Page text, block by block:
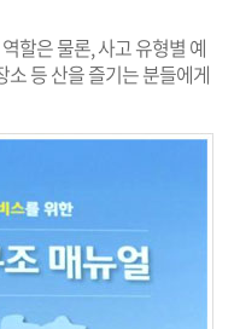
할은 물론, 사고 유형별 예
등 산을 즐기는 분들에게